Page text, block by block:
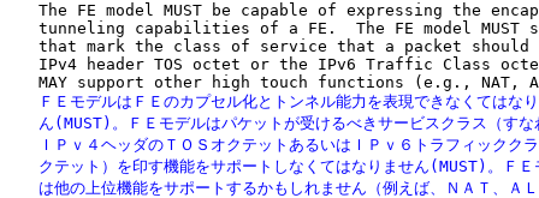
The FE model MUST be capable of expressing the
tunneling capabilities of a FE.  The FE model MUST
that mark the class of service that a packet should
IPv4 header TOS octet or the IPv6 Traffic Class
ＦＥモデルはＦＥのカプセル化とトンネル能力を表現できなくてはな
ん(MUST)。ＦＥモデルはパケットが受けるべきサービスクラス（すな
ＩＰｖ４ヘッダのＴＯＳオクテットあるいはＩＰｖ６トラフィックク
クテット）を印す機能をサポートしなくてはなりません(MUST)。ＦＥ
は他の上位機能をサポートするかもしれません（例えば、ＮＡＴ、Ａ